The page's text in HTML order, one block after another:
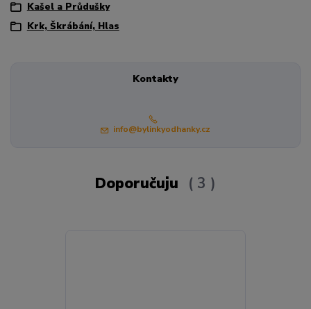
Kašel a Průdušky
Krk, Škrábání, Hlas
Kontakty
info@bylinkyodhanky.cz
Doporučuju 3